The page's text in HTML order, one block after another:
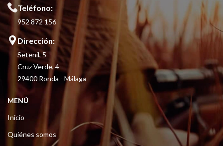
Teléfono:
952 872 156
Dirección:
Setenil, 5
Cruz Verde, 4
29400 Ronda - Málaga
MENÚ
Inicio
Quiénes somos